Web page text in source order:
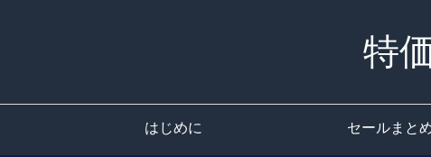
特
はじめに セールまと